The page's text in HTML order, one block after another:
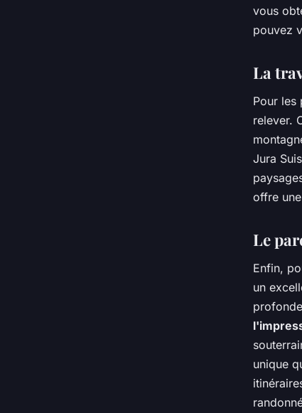
vous
pouvez
La
Pour les
relever.
Jura
offre
Le
Enfin,
un
unique